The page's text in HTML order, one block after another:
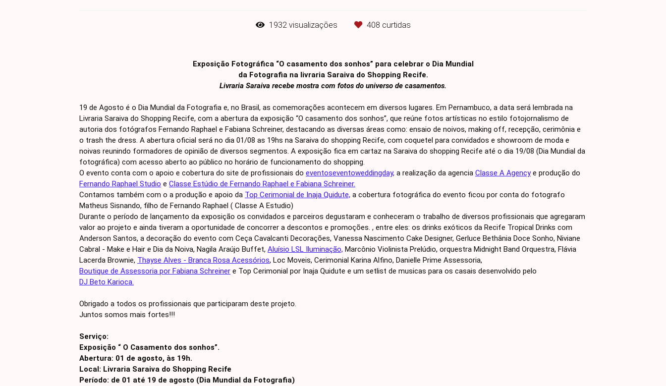
1932visualizações 408 curtidas
Exposição Fotográfica “O casamento dos sonhos” para celebrar o Dia Mundial
da Fotografia na livraria Saraiva do Shopping Recife.
Livraria Saraiva recebe mostra com fotos do universo de casamentos.
19 de Agosto é o Dia Mundial da Fotografia e, no Brasil, as comemorações acontecem em diversos lugares. Em Pernambuco, a data será lembrada na
Livraria Saraiva do Shopping Recife, com a abertura da exposição “O casamento dos sonhos”, que reúne fotos artísticas no estilo fotojornalismo de
autoria dos fotógrafos Fernando Raphael e Fabiana Schreiner, destacando as diversas áreas como: ensaio de noivos, making off, recepção, cerimônia e
o trash the dress. A abertura oficial será no dia 01/08 as 19hs na Saraiva do shopping Recife, com coquetel para convidados e showroom de moda e
noivas reunindo formadores de opinião de diversos segmentos. A exposição fica em cartaz na Saraiva do shopping Recife até o dia 19/08 (Dia Mundial da
fotográfica) com acesso aberto ao público no horário de funcionamento do shopping.
O evento conta com o apoio e cobertura do site de profissionais do eventoseventoweddingday, a realização da agencia Classe A Agencye produção do
Fernando Raphael Studio e Classe Estúdio de Fernando Raphael e Fabiana Schreiner.
Contamos também com o a produção e apoio da Top Cerimonial de Inaja Quidute, a cobertura fotográfica do evento ficou por conta do fotografo
Matheus Sisnando, filho de Fernando Raphael ( Classe A Estudio)
Durante o período de lançamento da exposição os convidados e parceiros degustaram e conheceram o trabalho de diversos profissionais que agregaram
valor ao projeto e ainda tiveram a oportunidade de concorrer a descontos e promoções. , entre eles: os drinks exóticos da Recife Tropical Drinks com
Anderson Santos, a decoração do evento com Ceça Cavalcanti Decorações, Vanessa Nascimento Cake Designer, Gerluce Bethânia Doce Sonho, Niviane
Cabral - Make e Hair e Dia da Noiva, Nagila Araújo Buffet, Aluísio LSL Iluminação, Marcônio Violinista Prelúdio, orquestra Midnight Band Orquestra, Flávia
Lacerda Brownie, Thayse Alves - Branca Rosa Acessórios, Loc Moveis, Cerimonial Karina Alfino, Danielle Prime Assessoria,
Boutique de Assessoria por Fabiana Schreiner e Top Cerimonial por Inaja Quidute e um setlist de musicas para os casais desenvolvido pelo
DJ Beto Karioca.
Obrigado a todos os profissionais que participaram deste projeto.
Juntos somos mais fortes!!!
Serviço:
Exposição “ O Casamento dos sonhos”.
Abertura: 01 de agosto, às 19h.
Local: Livraria Saraiva do Shopping Recife
Período: de 01 até 19 de agosto (Dia Mundial da Fotografia)